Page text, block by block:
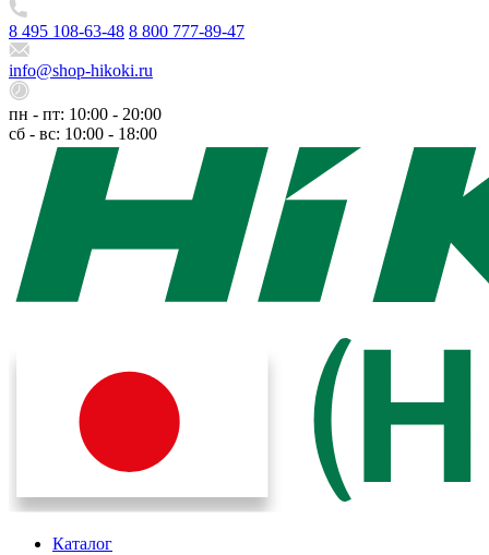
8 495 108-63-48 8 800 777-89-47
info@shop-hikoki.ru
пн - пт: 10:00 - 20:00
сб - вс: 10:00 - 18:00
Каталог